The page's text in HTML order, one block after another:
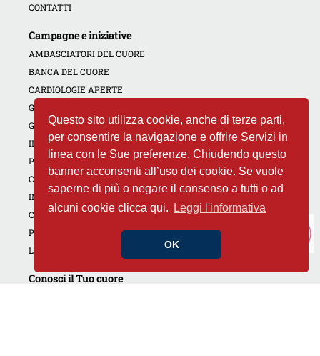
Questo sito utilizza cookie, anche di terze parti,
per consentire la navigazione e offrire Servizi in
linea con le Sue preferenze. Chiudendo questo
banner acconsenti all’uso dei cookie. Se vuole
saperne di più o negare il consenso a tutti o ad
alcuni cookie clicca qui.
Leggi l'informativa
OK
CONTATTI
Campagne e iniziative
AMBASCIATORI DEL CUORE
BANCA DEL CUORE
CARDIOLOGIE APERTE
GIORNATE DEDICATE
GOLF4HEART
IL CUORE DI TUTTI
PREVENZIONE PER IL TROMBOEMBOLISMO VENOSO
CAMPAGNA NON DIMENTICARE IL TUO CUORE
INIZIATIVE REGIONALI
CORSI RCP
PROGETTI PER LA SCUOLA
L'ESPERTO RISPONDE
Conosci il Tuo cuore